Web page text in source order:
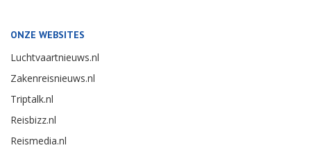
ONZE WEBSITES
Luchtvaartnieuws.nl
Zakenreisnieuws.nl
Triptalk.nl
Reisbizz.nl
Reismedia.nl